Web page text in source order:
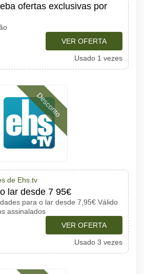
ofertas exclusivas por
VER OFERTA
Usado 1 vezes
Desconto
de Ehs.tv
lar desde 7 95€
para o lar desde 7,95€ Válido
assinalados
VER OFERTA
Usado 3 vezes